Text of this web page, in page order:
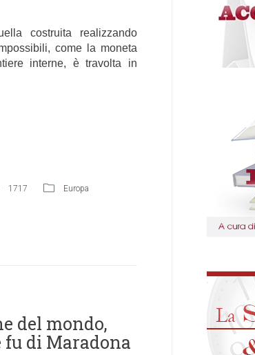
costruita realizzando
come la moneta
interne, è travolta in
1717
Europa
del mondo,
fu di Maradona